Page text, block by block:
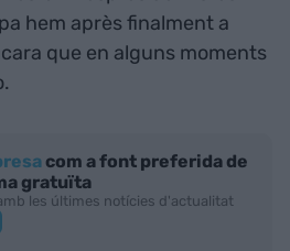
hem après finalment a
que en alguns moments
com a font preferida de
gratuïta
les últimes notícies d'actualitat